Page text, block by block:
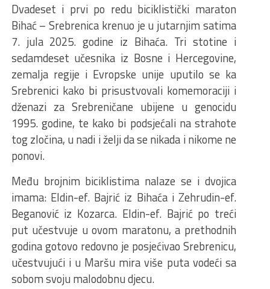
Dvadeset i prvi po redu biciklistički maraton
Bihać – Srebrenica krenuo je u jutarnjim satima
7. jula 2025. godine iz Bihaća. Tri stotine i
sedamdeset učesnika iz Bosne i Hercegovine,
zemalja regije i Evropske unije uputilo se ka
Srebrenici kako bi prisustvovali komemoraciji i
dženazi za Srebreničane ubijene u genocidu
1995. godine, te kako bi podsjećali na strahote
tog zločina, u nadi i želji da se nikada i nikome ne
ponovi.
Među brojnim biciklistima nalaze se i dvojica
imama: Eldin-ef. Bajrić iz Bihaća i Zehrudin-ef.
Beganović iz Kozarca. Eldin-ef. Bajrić po treći
put učestvuje u ovom maratonu, a prethodnih
godina gotovo redovno je posjećivao Srebrenicu,
učestvujući i u Maršu mira više puta vodeći sa
sobom svoju malodobnu djecu.